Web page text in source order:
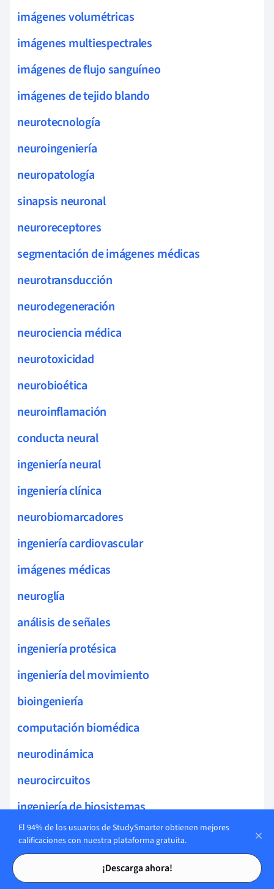
Tarjetas de estudio
Tarjetas de estudio
imágenes volumétricas
imágenes multiespectrales
imágenes de flujo sanguíneo
imágenes de tejido blando
neurotecnología
neuroingeniería
neuropatología
sinapsis neuronal
neuroreceptores
segmentación de imágenes médicas
neurotransducción
neurodegeneración
neurociencia médica
neurotoxicidad
neurobioética
neuroinflamación
conducta neural
ingeniería neural
ingeniería clínica
neurobiomarcadores
ingeniería cardiovascular
imágenes médicas
neuroglía
análisis de señales
ingeniería protésica
ingeniería del movimiento
bioingeniería
computación biomédica
neurodinámica
neurocircuitos
ingeniería de biosistemas
Ingeniería y Sistemas
sistemas biomédicos
El 94% de los usuarios de StudySmarter obtienen mejores
calificaciones con nuestra plataforma gratuita.
¡Descarga ahora!